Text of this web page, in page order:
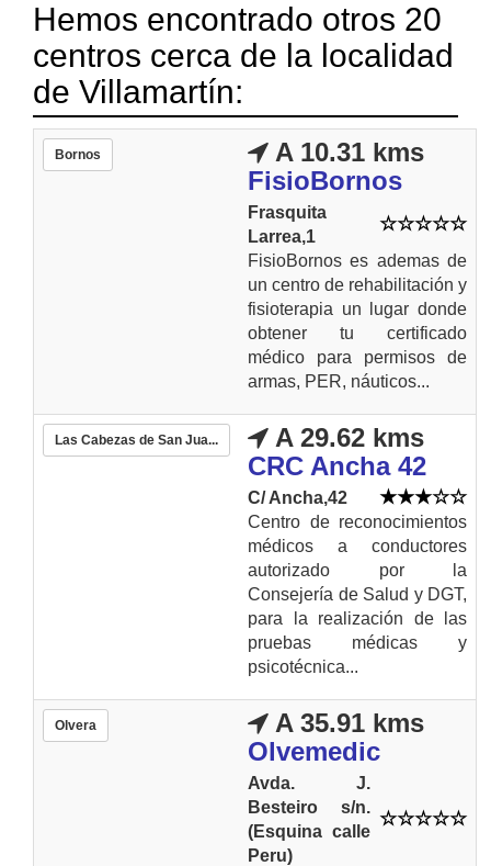
Hemos encontrado otros 20
centros cerca de la localidad
de Villamartín:
Bornos
A 10.31 kms
FisioBornos
Frasquita
Larrea,1
FisioBornos es ademas de
un centro de rehabilitación y
fisioterapia un lugar donde
obtener tu certificado
médico para permisos de
armas, PER, náuticos...
Las Cabezas de San Jua...
A 29.62 kms
CRC Ancha 42
C/ Ancha,42
Centro de reconocimientos
médicos a conductores
autorizado por la
Consejería de Salud y DGT,
para la realización de las
pruebas médicas y
psicotécnica...
Olvera
A 35.91 kms
Olvemedic
Avda. J.
Besteiro s/n.
(Esquina calle
Peru)